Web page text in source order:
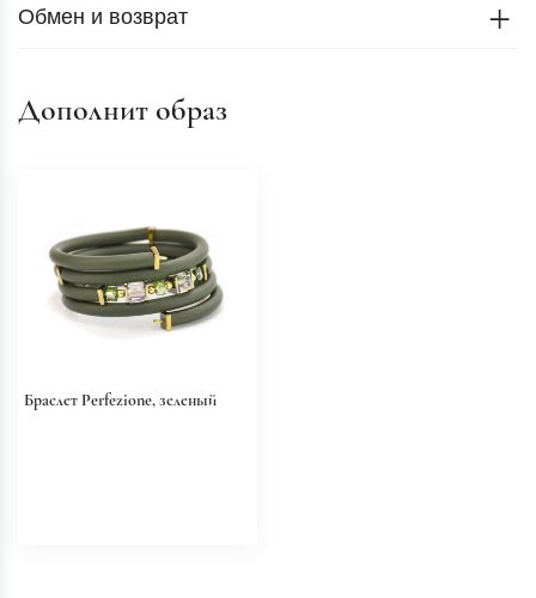
Обмен и возврат
Дополнит образ
Браслет Perfezione, зеленый